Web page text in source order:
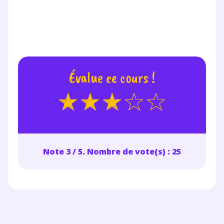
Évalue ce cours !
Note 3 / 5. Nombre de vote(s) : 25